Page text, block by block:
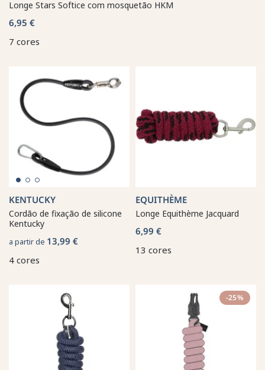
Longe Stars Softice com mosquetão HKM
6,95 €
7 cores
KENTUCKY
Cordão de fixação de silicone
Kentucky
a partir de 13,99 €
4 cores
EQUITHÈME
Longe Equithème Jacquard
6,99 €
13 cores
-25%